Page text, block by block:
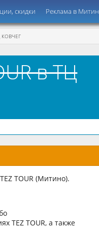
скидки Реклама в
КОВЧЕГ
в ТЦ
TOUR (Митино).
TEZ TOUR, а также